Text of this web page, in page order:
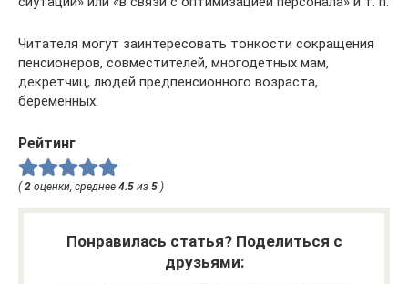
Читателя могут заинтересовать тонкости сокращения
пенсионеров, совместителей, многодетных мам,
декретчиц, людей предпенсионного возраста,
беременных.
Рейтинг
(2 оценки, среднее 4.5 из 5 )
Понравилась статья? Поделиться с
друзьями: